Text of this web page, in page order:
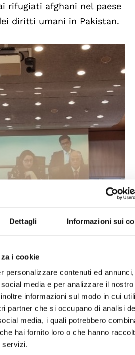
Dettagli Informazioni sui
i cookie
personalizzare contenuti ed
media e per analizzare il nostro
informazioni sul modo in cui
partner che si occupano di analisi
media, i quali potrebbero
hai fornito loro o che hanno
servizi.
rifugiati afghani nel paese
diritti umani in Pakistan.